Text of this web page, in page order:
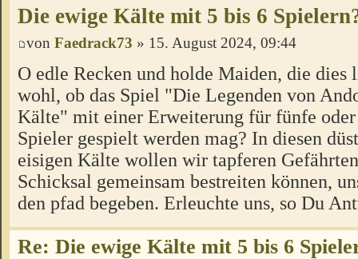
Die ewige Kälte mit 5 bis 6
von Faedrack73 » 15. August 2024, 09:44
O edle Recken und holde Maiden, die dies
wohl, ob das Spiel "Die Legenden von
Kälte" mit einer Erweiterung für fünfe oder
Spieler gespielt werden mag? In diesen
eisigen Kälte wollen wir tapferen
Schicksal gemeinsam bestreiten können,
den pfad begeben. Erleuchte uns, so Du
Re: Die ewige Kälte mit 5 bis 6